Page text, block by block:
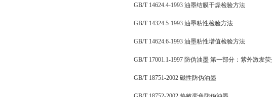
GB/T 14624.4-1993 油墨结膜干燥检验方法
GB/T 14324.5-1993 油墨粘性检验方法
GB/T 14624.6-1993 油墨粘性增值检验方法
GB/T 17001.1-1997 防伪油墨 第一部分：紫外激发
GB/T 18751-2002 磁性防伪油墨